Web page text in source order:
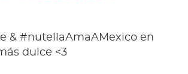
& #nutellaAmaAMexico en
dulce <3